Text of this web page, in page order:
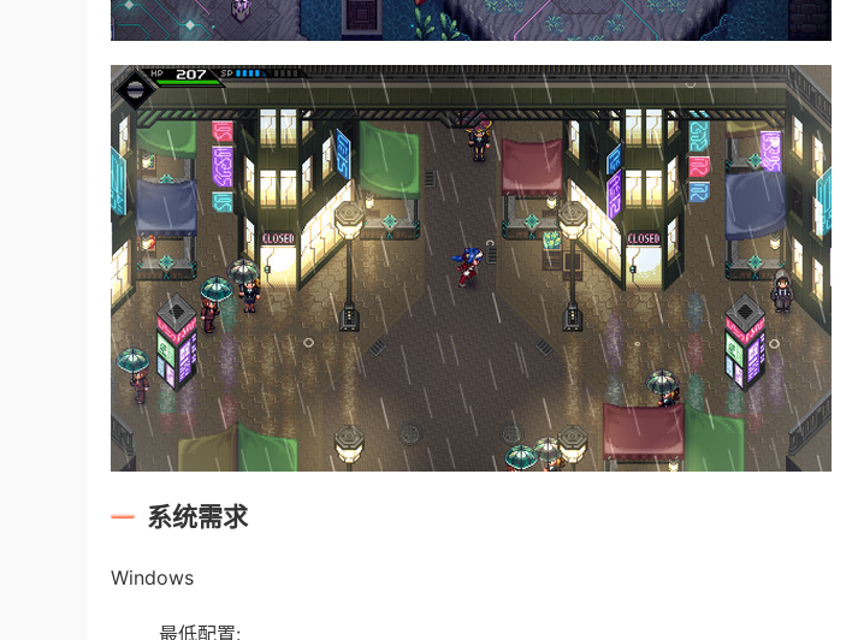
系统需求
Windows
最低配置: